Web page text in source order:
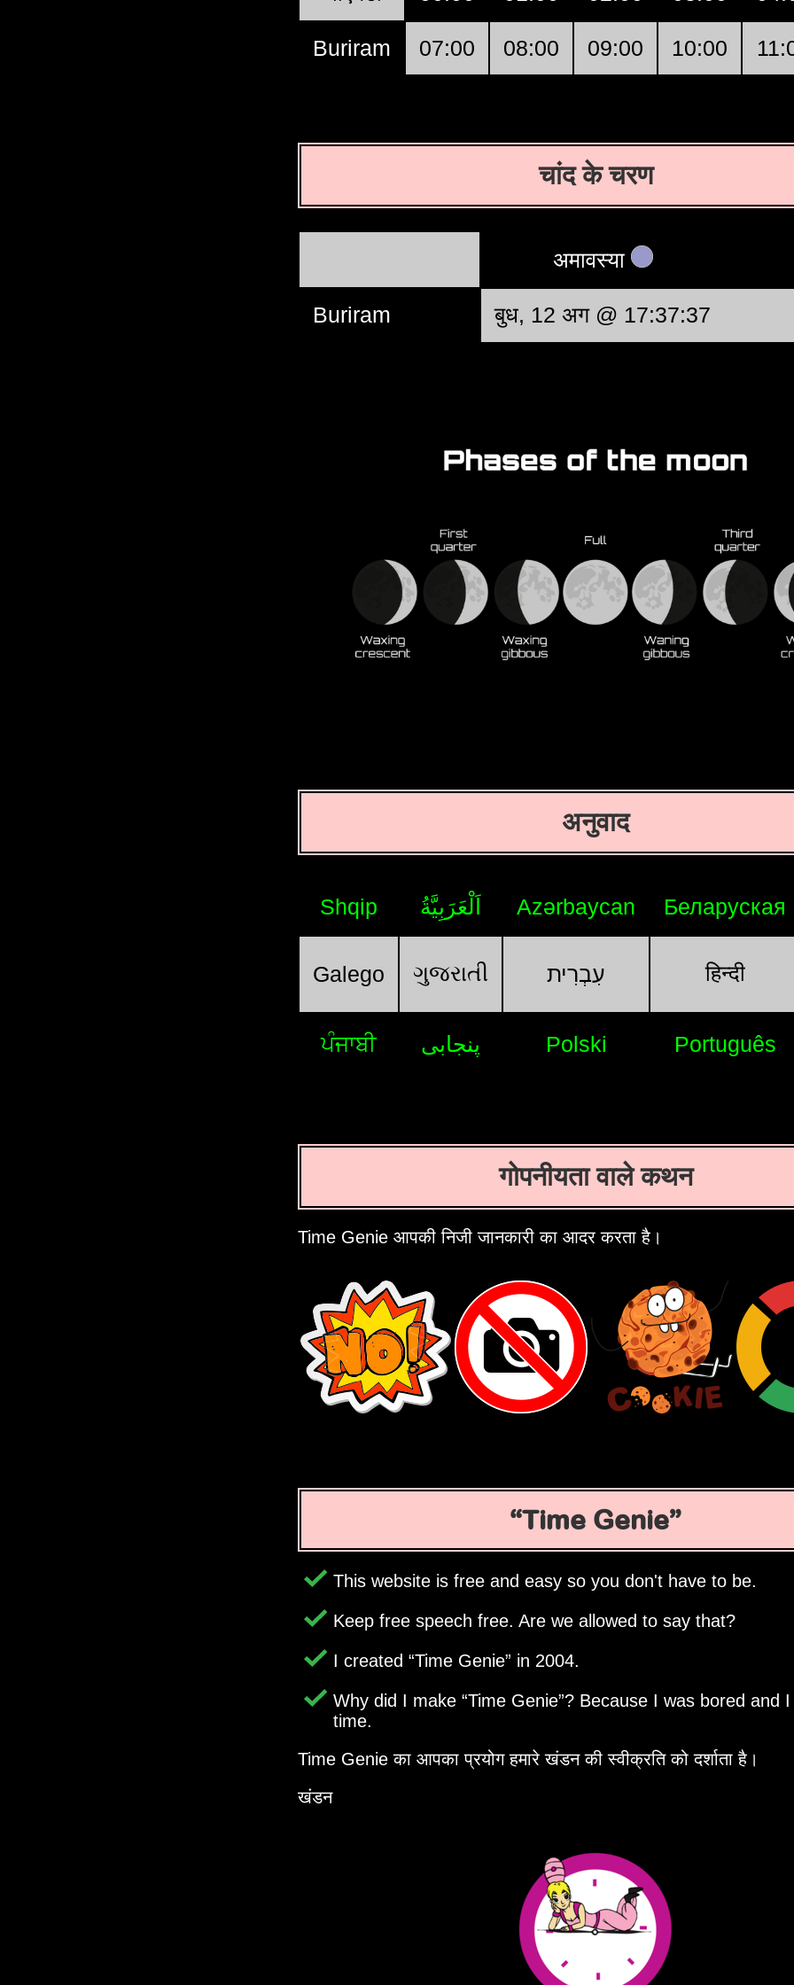
Buriram 07:00 08:00 09:00 10:00
चांद के चरण
अमावस्या
Buriram बुध, 12 अग @ 17:37:37
अनुवाद
Shqip اَلْعَرَبِيَّةُ Azərbaycan Беларуская
Galego ગુજરાતી עִבְרִית हिन्दी
ਪੰਜਾਬੀ پنجابی Polski Português
गोपनीयता वाले कथन
Time Genie आपकी निजी जानकारी का आदर करता है।
Time Genie
This website is free and easy so you don't have to be.
Keep free speech free. Are we allowed to say that?
I created Time Genie in 2004.
Why did I make Time Genie ? Because I was bored and
time.
Time Genie का आपका प्रयोग हमारे खंडन की स्वीक्रति को दर्शाता है।
खंडन